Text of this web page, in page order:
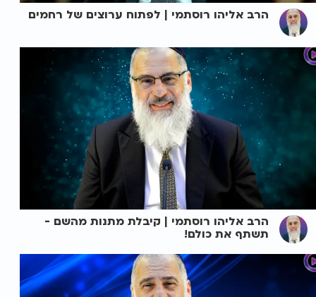
הרב אליהו רוסתמי | לפתוח ערוצים של רחמים
הרב אליהו רוסתמי | קיבלת מתנות מהשם -
תשתף את כולם!